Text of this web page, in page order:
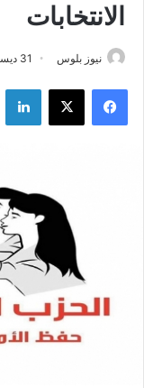
الانتخابات
نيوز بلوس 31 ديسمبر، 2019
فيسبوك X